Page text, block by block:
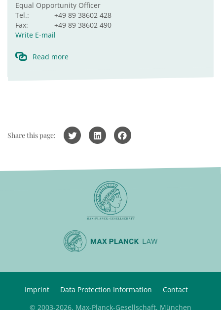
Equal Opportunity Officer
Tel.:
+49 89 38602 428
Fax:
+49 89 38602 490
Write E-mail
Read more
Share this page:
Imprint Data Protection Information
Contact
© 2003-2026, Max-Planck-Gesellschaft, München